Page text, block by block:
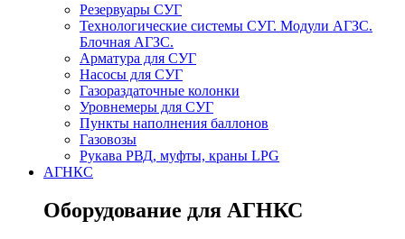
Резервуары СУГ
Технологические системы СУГ. Модули АГЗС.
Блочная АГЗС.
Арматура для СУГ
Насосы для СУГ
Газораздаточные колонки
Уровнемеры для СУГ
Пункты наполнения баллонов
Газовозы
Рукава РВД, муфты, краны LPG
АГНКС
Оборудование для АГНКС